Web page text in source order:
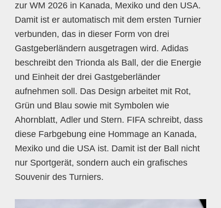
zur WM 2026 in Kanada, Mexiko und den USA.
Damit ist er automatisch mit dem ersten Turnier
verbunden, das in dieser Form von drei
Gastgeberländern ausgetragen wird. Adidas
beschreibt den Trionda als Ball, der die Energie
und Einheit der drei Gastgeberländer
aufnehmen soll. Das Design arbeitet mit Rot,
Grün und Blau sowie mit Symbolen wie
Ahornblatt, Adler und Stern. FIFA schreibt, dass
diese Farbgebung eine Hommage an Kanada,
Mexiko und die USA ist. Damit ist der Ball nicht
nur Sportgerät, sondern auch ein grafisches
Souvenir des Turniers.